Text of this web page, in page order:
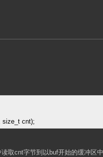
size_t cnt);
cnt字节到以buf开始的缓冲区中